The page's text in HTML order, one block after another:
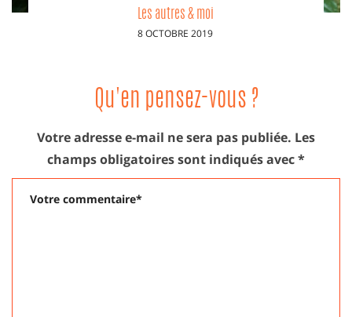
Pourquoi l’argent ?
PUBLIÉ
31 OCTOBRE 2023
Qu'en pensez-vous ?
Votre adresse e-mail ne sera pas publiée. Les
champs obligatoires sont indiqués avec*